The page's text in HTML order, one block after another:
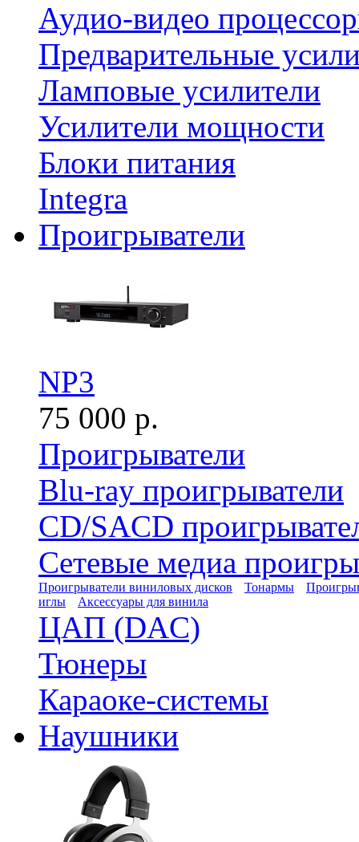
Аудио-видео
Предварительные
Ламповые усилители
Усилители мощности
Блоки питания
Integra
Проигрыватели
NP3
75 000 р.
Проигрыватели
Blu-ray проигрыватели
CD/SACD
Сетевые медиа
Проигрыватели виниловых дисков Тонармы
иглы
Аксессуары для винила
ЦАП (DAC)
Тюнеры
Караоке-системы
Наушники